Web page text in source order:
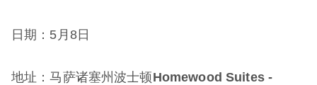
日期：5月8日
地址：马萨诸塞州波士顿Homewood Suites -